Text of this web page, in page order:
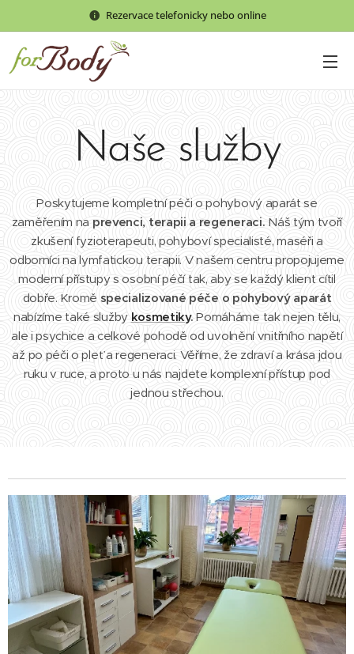
Rezervace telefonicky nebo online
Naše služby
Poskytujeme kompletní péči o pohybový aparát se
zaměřením na prevenci, terapii a regeneraci. Náš tým tvoří
zkušení fyzioterapeuti, pohyboví specialisté, maséři a
odborníci na lymfatickou terapii. V našem centru propojujeme
moderní přístupy s osobní péčí tak, aby se každý klient cítil
dobře. Kromě specializované péče o pohybový aparát
nabízíme také služby kosmetiky. Pomáháme tak nejen tělu,
ale i psychice a celkové pohodě od uvolnění vnitřního napětí
až po péči o pleť a regeneraci. Věříme, že zdraví a krása jdou
ruku v ruce, a proto u nás najdete komplexní přístup pod
jednou střechou.